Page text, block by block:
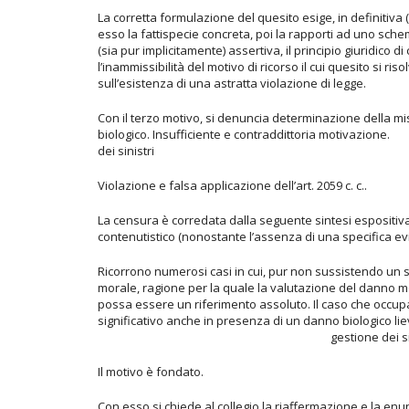
La corretta formulazione del quesito esige, in definitiva
esso la fattispecie concreta, poi la rapporti ad uno
(sia pur implicitamente) assertiva, il principio giuridico di
l’inammissibilità del motivo di ricorso il cui quesito si
sull’esistenza di una astratta violazione di legge.
Con il terzo motivo, si denuncia determinazione della
biologico. Insufficiente e
dei sinistri
Violazione e falsa applicazione dell’art. 2059 c. c..
La censura è corredata dalla seguente sintesi
contenutistico (nonostante l’assenza di una specifica
Ricorrono numerosi casi in cui, pur non sussistendo
morale, ragione per la quale la valutazione del danno
possa essere un riferimento assoluto. Il caso che
significativo anche in presenza di un
gestione dei
Il motivo è fondato.